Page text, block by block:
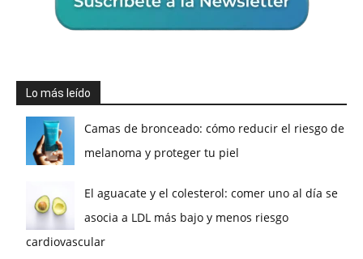
Lo más leído
Camas de bronceado: cómo reducir el riesgo de
melanoma y proteger tu piel
El aguacate y el colesterol: comer uno al día se
asocia a LDL más bajo y menos riesgo
cardiovascular